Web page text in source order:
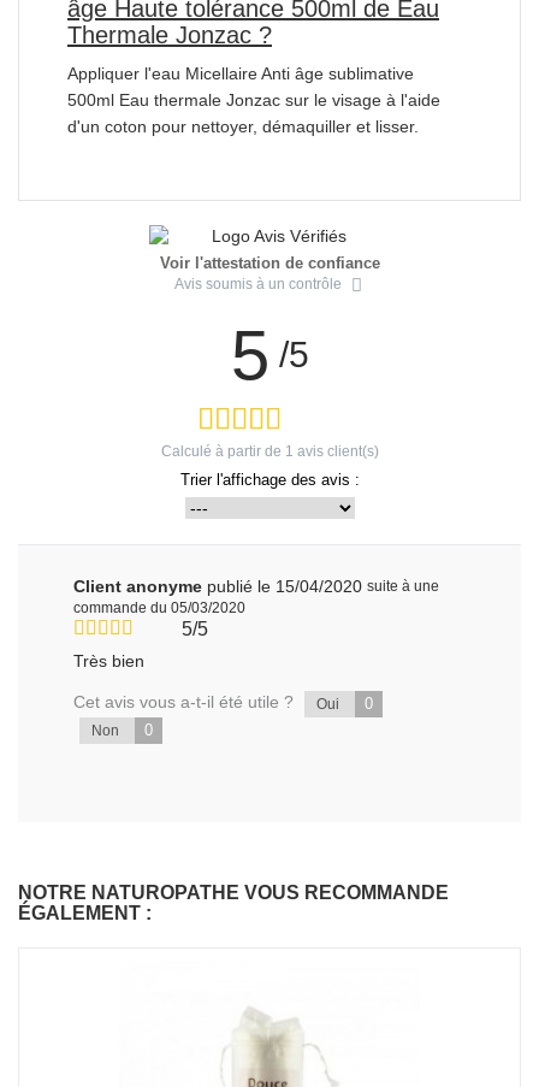
âge Haute tolérance 500ml de Eau
Thermale Jonzac ?
Appliquer l'eau Micellaire Anti âge sublimative
500ml Eau thermale Jonzac sur le visage à l'aide
d'un coton pour nettoyer, démaquiller et lisser.
Voir l'attestation de confiance
Avis soumis à un contrôle
5 /5
Calculé à partir de 1 avis client(s)
Trier l'affichage des avis :
Client anonyme publié le 15/04/2020 suite à une
commande du 05/03/2020
5/5
Très bien
Cet avis vous a-t-il été utile ? Oui 0
Non 0
NOTRE NATUROPATHE VOUS RECOMMANDE
ÉGALEMENT :